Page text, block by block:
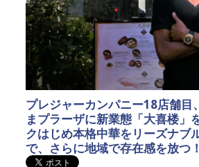
プレジャーカンパニー18店舗目
まプラーザに新業態「大喜楼」
クはじめ本格中華をリーズナブ
で、さらに地域で存在感を放つ！